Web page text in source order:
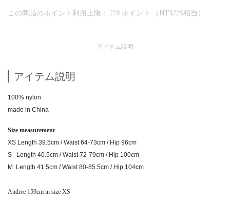
この商品のポイント利用上限： 228 ポイント （NT$228相当）
アイテム説明
アイテム説明
100% nylon
made in China
Size measurement
XS Length 39.5cm / Waist 64-73cm / Hip 96cm
S Length 40.5cm / Waist 72-79cm / Hip 100cm
M Length 41.5cm / Waist 80-85.5cm / Hip 104cm
Andree 159cm in size XS